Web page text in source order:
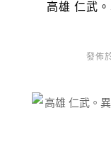
高雄 仁武
發佈